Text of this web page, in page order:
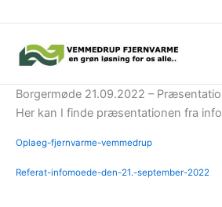
til
indholdet
Borgermøde 21.09.2022 –
Her kan I finde præsentationen fra
Oplaeg-fjernvarme-vemmedrup
Referat-infomoede-den-21.-september-2022